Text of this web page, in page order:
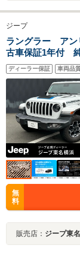
ジープ
ラングラー アン
古車保証1年付
イブリッド シ
クカメラ アダプ
トキー 衝突軽減
ディーラー保証 車両品
無
料
販売店： ジープ東